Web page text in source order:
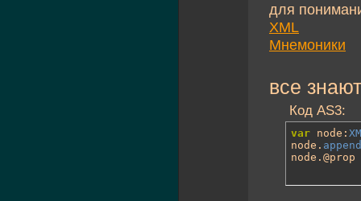
для
XML
Мнемоники
все
Код AS3:
var node:
node.